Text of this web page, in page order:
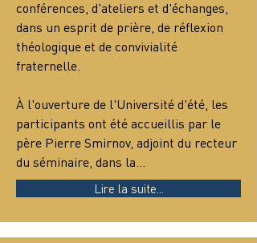
conférences, d'ateliers et d'échanges,
dans un esprit de prière, de réflexion
théologique et de convivialité
fraternelle.
À l'ouverture de l'Université d'été, les
participants ont été accueillis par le
père Pierre Smirnov, adjoint du recteur
du séminaire, dans la…
Lire la suite...